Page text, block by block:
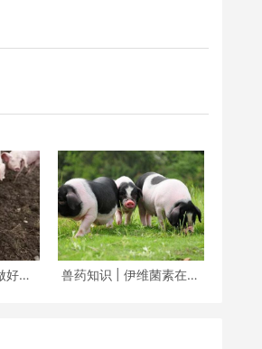
这7
兽药知识 | 伊维菌素在治